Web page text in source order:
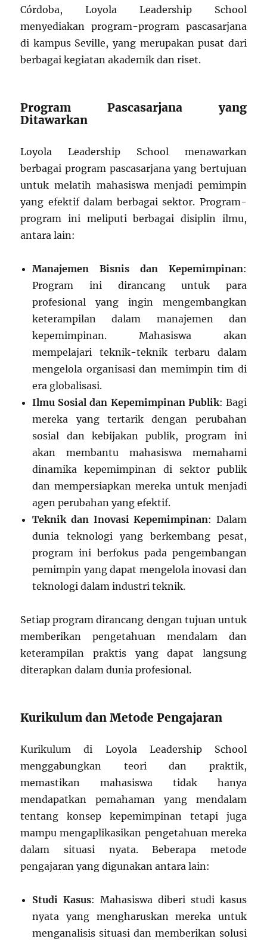
Córdoba, Loyola Leadership School
menyediakan program-program pascasarjana
di kampus Seville, yang merupakan pusat dari
berbagai kegiatan akademik dan riset.
Program Pascasarjana yang
Ditawarkan
Loyola Leadership School menawarkan
berbagai program pascasarjana yang bertujuan
untuk melatih mahasiswa menjadi pemimpin
yang efektif dalam berbagai sektor. Program-
program ini meliputi berbagai disiplin ilmu,
antara lain:
Manajemen Bisnis dan Kepemimpinan:
Program ini dirancang untuk para
profesional yang ingin mengembangkan
keterampilan dalam manajemen dan
kepemimpinan. Mahasiswa akan
mempelajari teknik-teknik terbaru dalam
mengelola organisasi dan memimpin tim di
era globalisasi.
Ilmu Sosial dan Kepemimpinan Publik: Bagi
mereka yang tertarik dengan perubahan
sosial dan kebijakan publik, program ini
akan membantu mahasiswa memahami
dinamika kepemimpinan di sektor publik
dan mempersiapkan mereka untuk menjadi
agen perubahan yang efektif.
Teknik dan Inovasi Kepemimpinan: Dalam
dunia teknologi yang berkembang pesat,
program ini berfokus pada pengembangan
pemimpin yang dapat mengelola inovasi dan
teknologi dalam industri teknik.
Setiap program dirancang dengan tujuan untuk
memberikan pengetahuan mendalam dan
keterampilan praktis yang dapat langsung
diterapkan dalam dunia profesional.
Kurikulum dan Metode Pengajaran
Kurikulum di Loyola Leadership School
menggabungkan teori dan praktik,
memastikan mahasiswa tidak hanya
mendapatkan pemahaman yang mendalam
tentang konsep kepemimpinan tetapi juga
mampu mengaplikasikan pengetahuan mereka
dalam situasi nyata. Beberapa metode
pengajaran yang digunakan antara lain:
Studi Kasus: Mahasiswa diberi studi kasus
nyata yang mengharuskan mereka untuk
menganalisis situasi dan memberikan solusi